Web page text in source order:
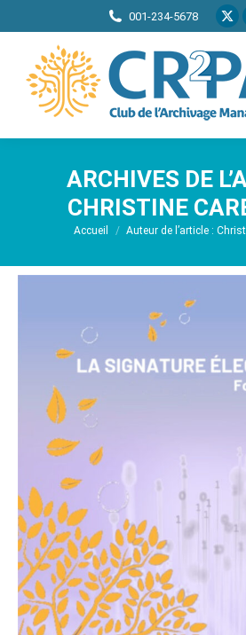
001-234-5678
La
X
ARCHIVES DE
CHRISTINE
Vous êtes ici :
Accueil Auteur de l’article :